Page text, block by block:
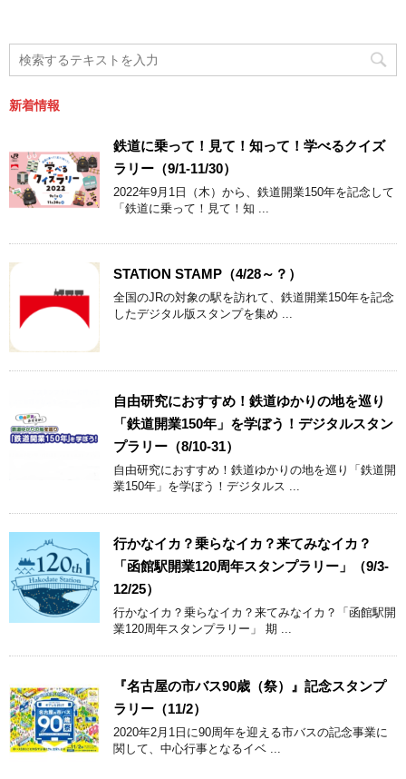
新着情報
鉄道に乗って！見て！知って！学べるクイズ
ラリー（9/1-11/30）
2022年9月1日（木）から、鉄道開業150年を記念して
「鉄道に乗って！見て！知 ...
STATION STAMP（4/28～？）
全国のJRの対象の駅を訪れて、鉄道開業150年を記念
したデジタル版スタンプを集め ...
自由研究におすすめ！鉄道ゆかりの地を巡り
「鉄道開業150年」を学ぼう！デジタルスタン
プラリー（8/10-31）
自由研究におすすめ！鉄道ゆかりの地を巡り「鉄道開
業150年」を学ぼう！デジタルス ...
行かなイカ？乗らなイカ？来てみなイカ？
「函館駅開業120周年スタンプラリー」（9/3-
12/25）
行かなイカ？乗らなイカ？来てみなイカ？「函館駅開
業120周年スタンプラリー」 期 ...
『名古屋の市バス90歳（祭）』記念スタンプ
ラリー（11/2）
2020年2月1日に90周年を迎える市バスの記念事業に
関して、中心行事となるイベ ...